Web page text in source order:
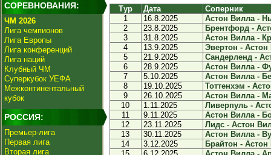
СОРЕВНОВАНИЯ:
ЧМ 2026
Лига чемпионов
Лига Европы
Лига конференций
Лига наций
Клубный ЧМ
Суперкубок УЕФА
Межконтинентальный
кубок
РОССИЯ:
Премьер-лига
Первая лига
Вторая лига
Тур Дата
Соперник
1
16.8.2025
Астон Вилла -
2
23.8.2025
Брентфорд -
3
31.8.2025
Астон Вилла -
4
13.9.2025
Эвертон - Астон
5
21.9.2025
Сандерленд -
6
28.9.2025
Астон Вилла -
7
5.10.2025
Астон Вилла -
8
19.10.2025
Тоттенхэм -
9
26.10.2025
Астон Вилла -
10
1.11.2025
Ливерпуль -
11
9.11.2025
Астон Вилла -
12
23.11.2025
Лидс - Астон
13
30.11.2025
Астон Вилла -
14
3.12.2025
Брайтон - Астон